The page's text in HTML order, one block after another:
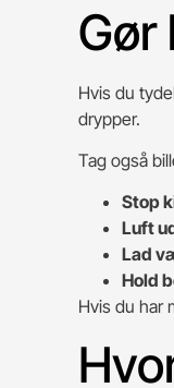
Gør
Hvis du
drypper.
Tag også
Stop
Luft
Lad
Hold
Hvis du har